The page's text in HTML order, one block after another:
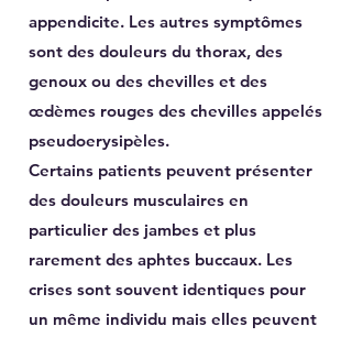
appendicite. Les autres symptômes
sont des douleurs du thorax, des
genoux ou des chevilles et des
œdèmes rouges des chevilles appelés
pseudoerysipèles.
Certains patients peuvent présenter
des douleurs musculaires en
particulier des jambes et plus
rarement des aphtes buccaux. Les
crises sont souvent identiques pour
un même individu mais elles peuvent